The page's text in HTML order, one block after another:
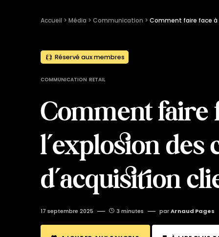
Accueil > Média > Communication >
Réservé aux membres
COMMUNICATION RETAIL
Comment faire
l’explosion des
d’acquisition
17 septembre 2025 3 minutes par Arnaud Pages